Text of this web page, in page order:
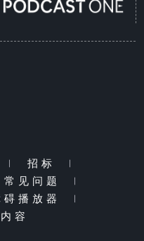
| 招标
|
常见问题
|
碍播放器
|
容